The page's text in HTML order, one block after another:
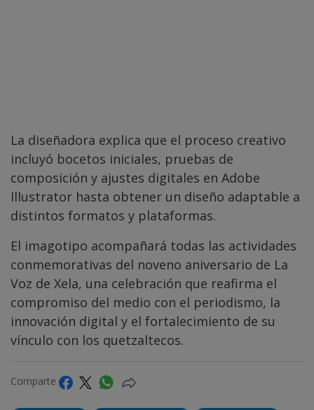
La diseñadora explica que el proceso creativo
incluyó bocetos iniciales, pruebas de
composición y ajustes digitales en Adobe
Illustrator hasta obtener un diseño adaptable a
distintos formatos y plataformas.
El imagotipo acompañará todas las actividades
conmemorativas del noveno aniversario de La
Voz de Xela, una celebración que reafirma el
compromiso del medio con el periodismo, la
innovación digital y el fortalecimiento de su
vínculo con los quetzaltecos.
Comparte